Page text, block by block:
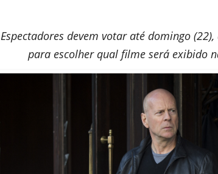
Espectadores devem votar até domingo
para escolher qual filme será exibido